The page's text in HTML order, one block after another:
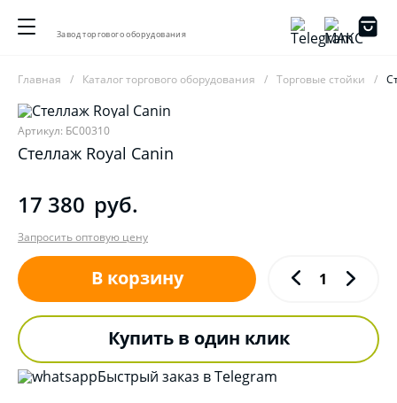
Завод торгового оборудования
Главная Каталог торгового оборудования Торговые стойки
Артикул: БС00310
Стеллаж Royal Canin
17 380 руб.
Запросить оптовую цену
В корзину
Купить в один клик
Быстрый заказ в Telegram